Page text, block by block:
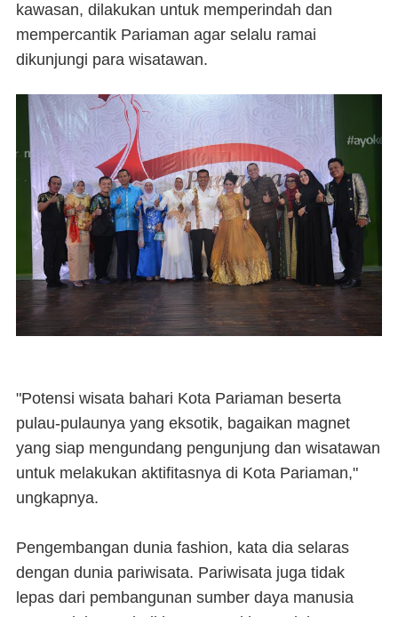
kawasan, dilakukan untuk memperindah dan
mempercantik Pariaman agar selalu ramai
dikunjungi para wisatawan.
"Potensi wisata bahari Kota Pariaman beserta
pulau-pulaunya yang eksotik, bagaikan magnet
yang siap mengundang pengunjung dan wisatawan
untuk melakukan aktifitasnya di Kota Pariaman,"
ungkapnya.
Pengembangan dunia fashion, kata dia selaras
dengan dunia pariwisata. Pariwisata juga tidak
lepas dari pembangunan sumber daya manusia